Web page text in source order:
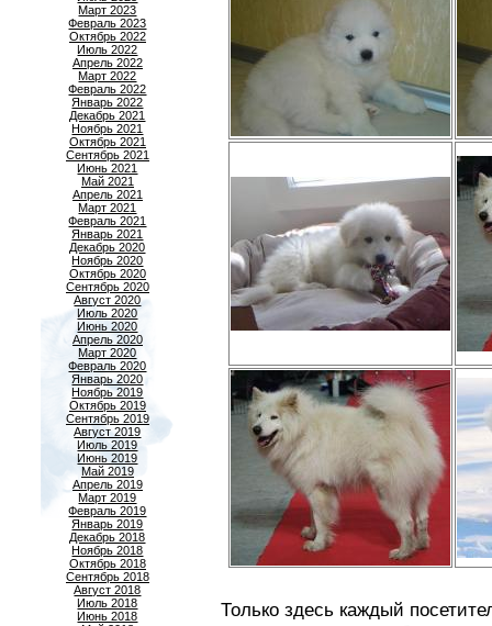
Март 2023
Февраль 2023
Октябрь 2022
Июль 2022
Апрель 2022
Март 2022
Февраль 2022
Январь 2022
Декабрь 2021
Ноябрь 2021
Октябрь 2021
Сентябрь 2021
Июнь 2021
Май 2021
Апрель 2021
Март 2021
Февраль 2021
Январь 2021
Декабрь 2020
Ноябрь 2020
Октябрь 2020
Сентябрь 2020
Август 2020
Июль 2020
Июнь 2020
Апрель 2020
Март 2020
Февраль 2020
Январь 2020
Ноябрь 2019
Октябрь 2019
Сентябрь 2019
Август 2019
Июль 2019
Июнь 2019
Май 2019
Апрель 2019
Март 2019
Февраль 2019
Январь 2019
Декабрь 2018
Ноябрь 2018
Октябрь 2018
Сентябрь 2018
Август 2018
Июль 2018
Июнь 2018
Только здесь каждый